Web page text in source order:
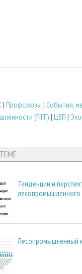
| Профсоюзы | События,
(FIFF) | ЦБП |
Тенденции и
лесопромышленного
Лесопромышленный